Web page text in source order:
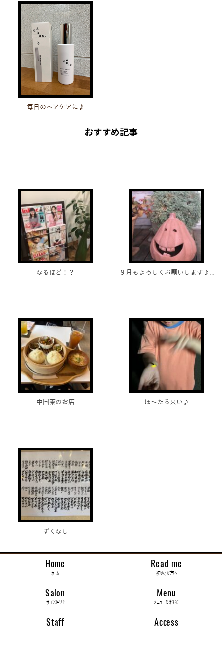
毎日のヘアケアに♪
おすすめ記事
なるほど！？ ９月もよろしくお願いします♪...
中国茶のお店 ほ～たる来い♪
ずくなし
Home
ホーム
Read me
初めての方へ
Salon
サロン紹介
Menu
メニュー＆料金
Staff Access